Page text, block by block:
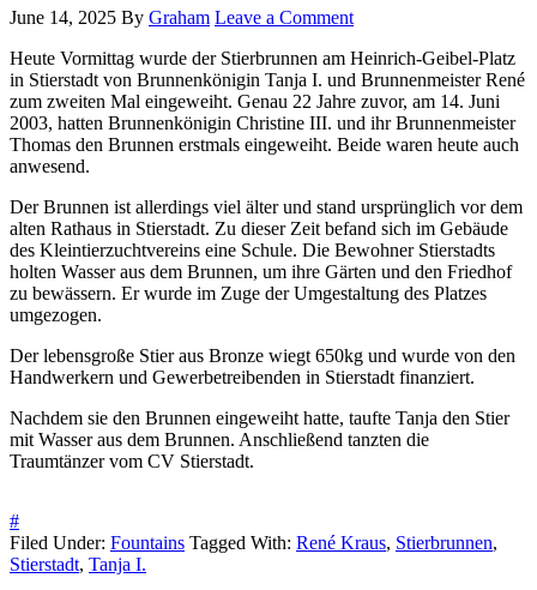
June 14, 2025 By Graham Leave a Comment
Heute Vormittag wurde der Stierbrunnen am Heinrich-Geibel-Platz
in Stierstadt von Brunnenkönigin Tanja I. und Brunnenmeister René
zum zweiten Mal eingeweiht. Genau 22 Jahre zuvor, am 14. Juni
2003, hatten Brunnenkönigin Christine III. und ihr Brunnenmeister
Thomas den Brunnen erstmals eingeweiht. Beide waren heute auch
anwesend.
Der Brunnen ist allerdings viel älter und stand ursprünglich vor dem
alten Rathaus in Stierstadt. Zu dieser Zeit befand sich im Gebäude
des Kleintierzuchtvereins eine Schule. Die Bewohner Stierstadts
holten Wasser aus dem Brunnen, um ihre Gärten und den Friedhof
zu bewässern. Er wurde im Zuge der Umgestaltung des Platzes
umgezogen.
Der lebensgroße Stier aus Bronze wiegt 650kg und wurde von den
Handwerkern und Gewerbetreibenden in Stierstadt finanziert.
Nachdem sie den Brunnen eingeweiht hatte, taufte Tanja den Stier
mit Wasser aus dem Brunnen. Anschließend tanzten die
Traumtänzer vom CV Stierstadt.
#
Filed Under: Fountains Tagged With: René Kraus, Stierbrunnen,
Stierstadt, Tanja I.